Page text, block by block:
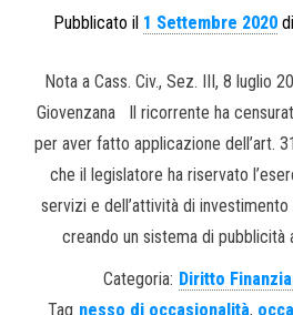
Pubblicato il 1 Settembre 2020 di
Nota a Cass. Civ., Sez. III, 8 luglio
Giovenzana Il ricorrente ha
per aver fatto applicazione dell’art.
che il legislatore ha riservato
servizi e dell’attività di
creando un sistema di pubblicità
Categoria: Diritto
Tag nesso di occasionalità,